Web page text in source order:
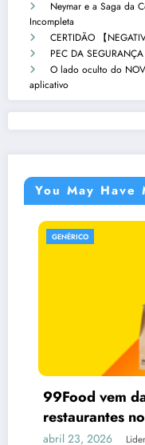
Neymar e a Saga da
Incompleta
CERTIDÃO 【
PEC DA
O lado oculto do
aplicativo
You May Have
GENÉRICO
99Food vem
restaurantes no
abril 23, 2026 Lider